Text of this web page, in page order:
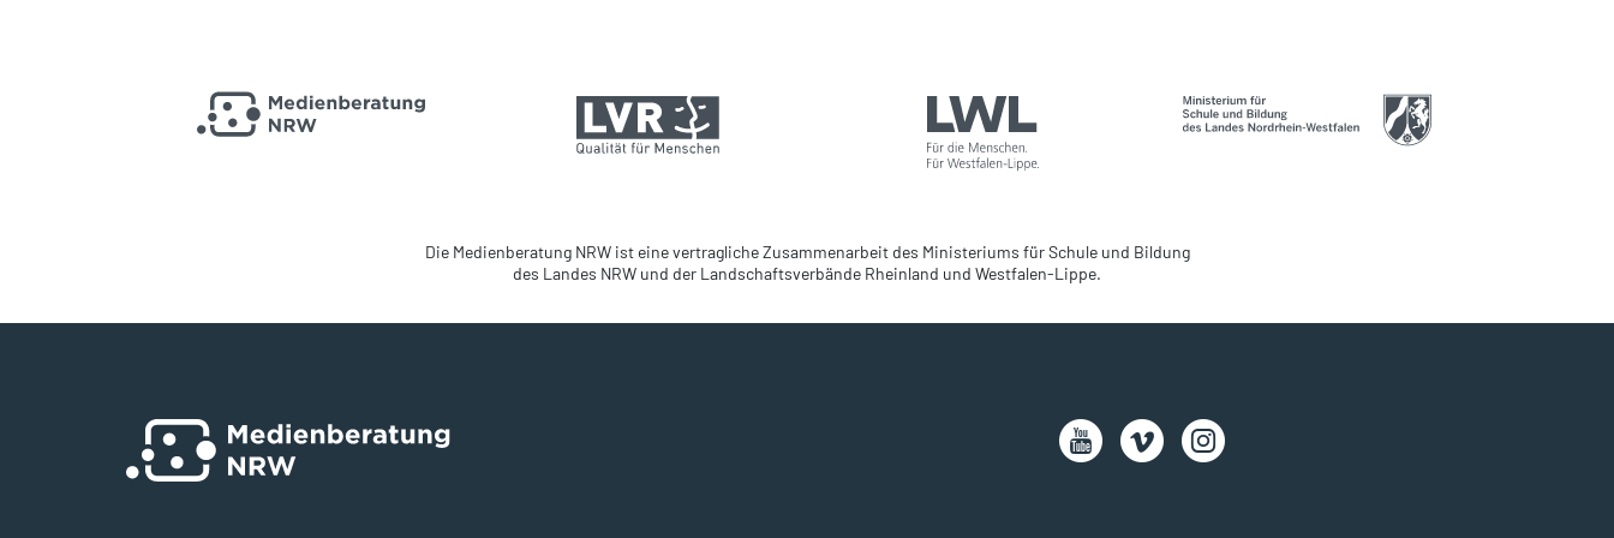
Die Medienberatung NRW ist eine vertragliche Zusammenarbeit des Ministeriums für Schule und Bildung
des Landes NRW und der Landschaftsverbände Rheinland und Westfalen-Lippe.